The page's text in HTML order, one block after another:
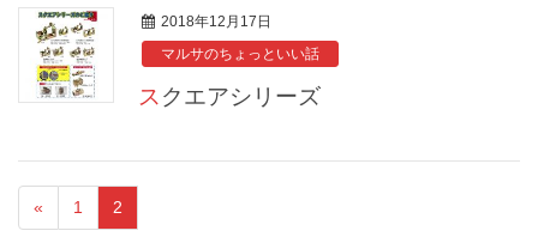
2018年12月17日
マルサのちょっといい話
スクエアシリーズ
« 1 2